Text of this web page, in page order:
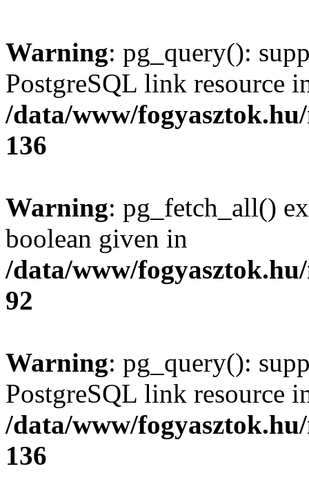
Warning: pg_query():
PostgreSQL link resource
/data/www/
136
Warning: pg_fetch_all()
boolean given in
/data/www/
92
Warning: pg_query():
PostgreSQL link resource
/data/www/
136